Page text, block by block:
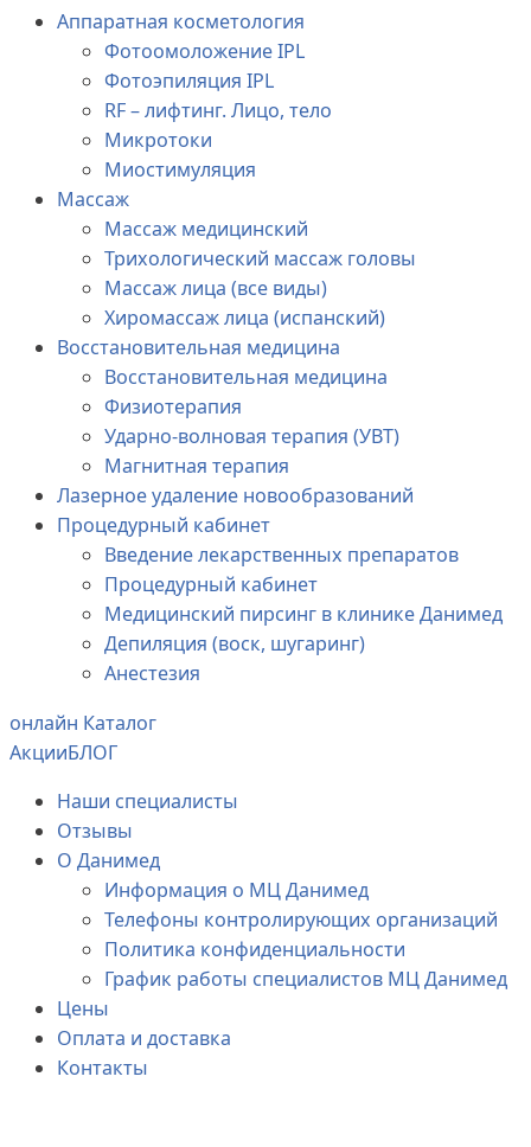
Аппаратная косметология
Фотоомоложение IPL
Фотоэпиляция IPL
RF – лифтинг. Лицо, тело
Микротоки
Миостимуляция
Массаж
Массаж медицинский
Трихологический массаж головы
Массаж лица (все виды)
Хиромассаж лица (испанский)
Восстановительная медицина
Восстановительная медицина
Физиотерапия
Ударно-волновая терапия (УВТ)
Магнитная терапия
Лазерное удаление новообразований
Процедурный кабинет
Введение лекарственных препаратов
Процедурный кабинет
Медицинский пирсинг в клинике Данимед
Депиляция (воск, шугаринг)
Анестезия
онлайн Каталог
АкцииБЛОГ
Наши специалисты
Отзывы
О Данимед
Информация о МЦ Данимед
Телефоны контролирующих организаций
Политика конфиденциальности
График работы специалистов МЦ Данимед
Цены
Оплата и доставка
Контакты